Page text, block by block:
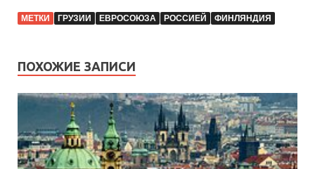
МЕТКИ ГРУЗИИ ЕВРОСОЮЗА РОССИЕЙ ФИНЛЯНДИЯ
ПОХОЖИЕ ЗАПИСИ